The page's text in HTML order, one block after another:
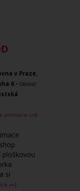
v Praze,
6 • Oblast:
animace-od-
ploškovou
si
»»]